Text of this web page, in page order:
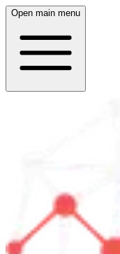
Open main menu